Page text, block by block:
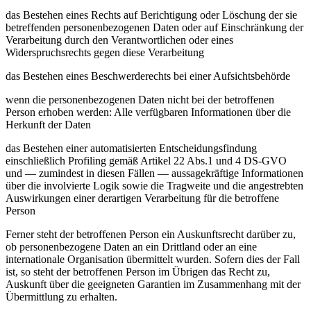
das Bestehen eines Rechts auf Berichtigung oder Löschung der sie
betreffenden personenbezogenen Daten oder auf Einschränkung der
Verarbeitung durch den Verantwortlichen oder eines
Widerspruchsrechts gegen diese Verarbeitung
das Bestehen eines Beschwerderechts bei einer Aufsichtsbehörde
wenn die personenbezogenen Daten nicht bei der betroffenen
Person erhoben werden: Alle verfügbaren Informationen über die
Herkunft der Daten
das Bestehen einer automatisierten Entscheidungsfindung
einschließlich Profiling gemäß Artikel 22 Abs.1 und 4 DS-GVO
und — zumindest in diesen Fällen — aussagekräftige Informationen
über die involvierte Logik sowie die Tragweite und die angestrebten
Auswirkungen einer derartigen Verarbeitung für die betroffene
Person
Ferner steht der betroffenen Person ein Auskunftsrecht darüber zu,
ob personenbezogene Daten an ein Drittland oder an eine
internationale Organisation übermittelt wurden. Sofern dies der Fall
ist, so steht der betroffenen Person im Übrigen das Recht zu,
Auskunft über die geeigneten Garantien im Zusammenhang mit der
Übermittlung zu erhalten.